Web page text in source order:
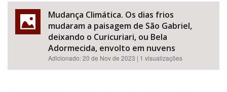
Tema
Mudança Climática. Os dias frios
mudaram a paisagem de São Gabriel,
deixando o Curicuriari, ou Bela
Adormecida, envolto em nuvens
Adicionado:20 de Nov de 2023 | 1 visualizações